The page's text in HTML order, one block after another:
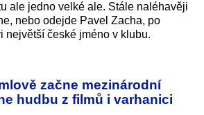
ale jedno velké ale. Stále naléhavěji
nebo odejde Pavel Zacha, po
největší české jméno v klubu.
začne mezinárodní
hudbu z filmů i varhanici